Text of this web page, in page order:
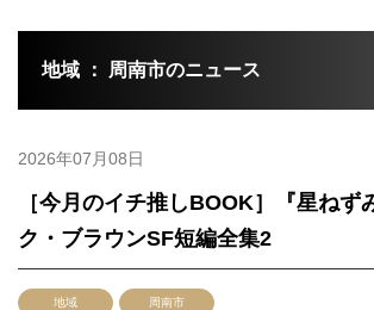
地域 ： 周南市のニュース
2026年07月08日
［今月のイチ推しBOOK］『星ねず
ク・ブラウンSF短編全集2
地域 周南市